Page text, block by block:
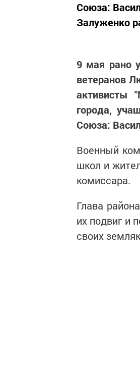
Союза:
Залуженко
9 мая рано
ветеранов
активисты
города,
Союза:
Военный
школ и
комиссара.
Глава
их подвиг и
своих